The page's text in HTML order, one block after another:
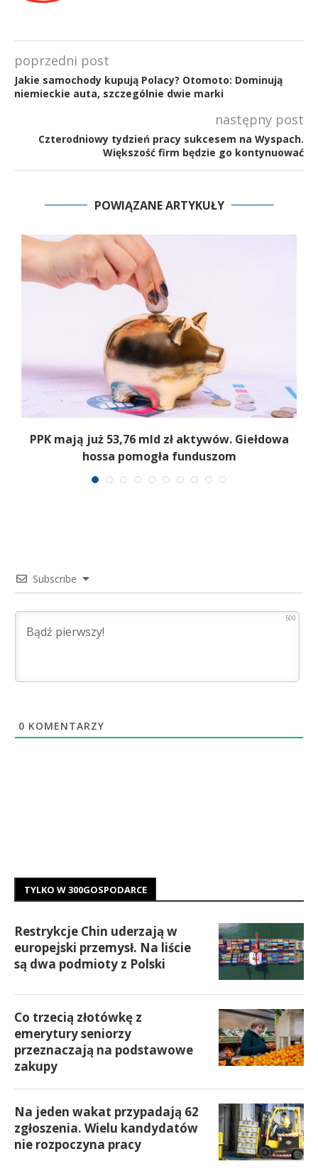
poprzedni post
Jakie samochody kupują Polacy? Otomoto: Dominują
niemieckie auta, szczególnie dwie marki
następny post
Czterodniowy tydzień pracy sukcesem na Wyspach.
Większość firm będzie go kontynuować
POWIĄZANE ARTYKUŁY
PPK mają już 53,76 mld zł aktywów. Giełdowa
hossa pomogła funduszom
Subscribe
500
0 KOMENTARZY
TYLKO W 300GOSPODARCE
Restrykcje Chin uderzają w
europejski przemysł. Na liście
są dwa podmioty z Polski
Co trzecią złotówkę z
emerytury seniorzy
przeznaczają na podstawowe
zakupy
Na jeden wakat przypadają 62
zgłoszenia. Wielu kandydatów
nie rozpoczyna pracy